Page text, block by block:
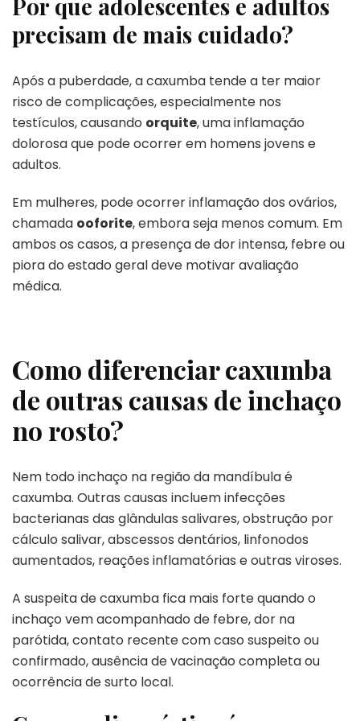
precisam de mais cuidado?
Após a puberdade, a caxumba tende a ter maior
risco de complicações, especialmente nos
testículos, causando orquite, uma inflamação
dolorosa que pode ocorrer em homens jovens e
adultos.
Em mulheres, pode ocorrer inflamação dos ovários,
chamada ooforite, embora seja menos comum. Em
ambos os casos, a presença de dor intensa, febre ou
piora do estado geral deve motivar avaliação
médica.
Como diferenciar caxumba
de outras causas de inchaço
no rosto?
Nem todo inchaço na região da mandíbula é
caxumba. Outras causas incluem infecções
bacterianas das glândulas salivares, obstrução por
cálculo salivar, abscessos dentários, linfonodos
aumentados, reações inflamatórias e outras viroses.
A suspeita de caxumba fica mais forte quando o
inchaço vem acompanhado de febre, dor na
parótida, contato recente com caso suspeito ou
confirmado, ausência de vacinação completa ou
ocorrência de surto local.